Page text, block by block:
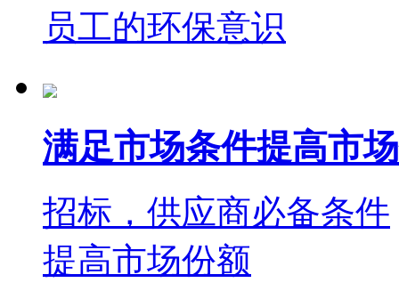
员工的环保意识
满足市场条件提高市
招标，供应商必备条件
提高市场份额